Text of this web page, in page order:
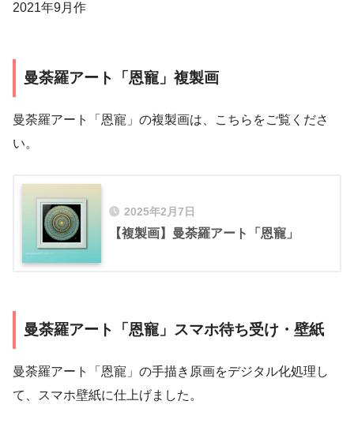
2021年9月作
曼荼羅アート「恩寵」複製画
曼荼羅アート「恩寵」の複製画は、こちらをご覧くださ
い。
2025年2月7日
【複製画】曼荼羅アート「恩寵」
曼荼羅アート「恩寵」スマホ待ち受け・壁紙
曼荼羅アート「恩寵」の手描き原画をデジタル化処理し
て、スマホ壁紙に仕上げました。